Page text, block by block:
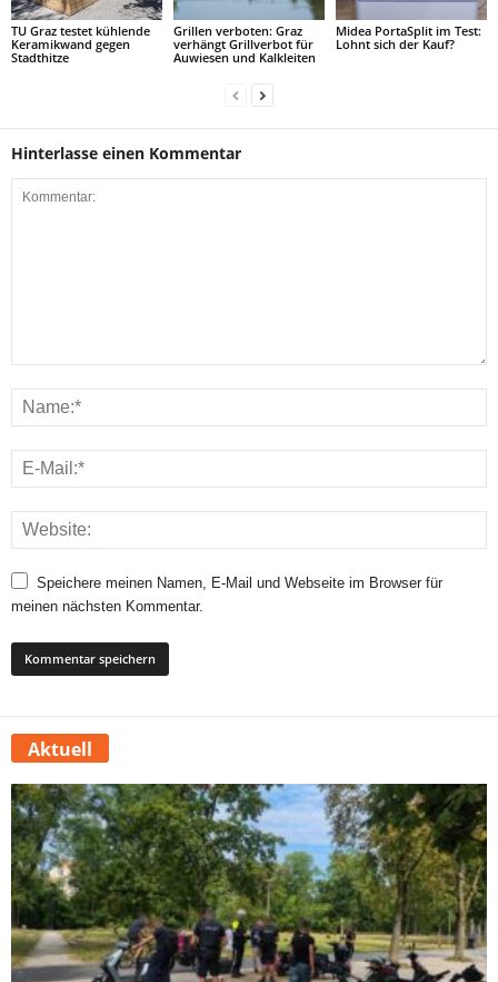
TU Graz testet kühlende
Keramikwand gegen
Stadthitze
Grillen verboten: Graz
verhängt Grillverbot für
Auwiesen und Kalkleiten
Midea PortaSplit im Test:
Lohnt sich der Kauf?
Hinterlasse einen Kommentar
Speichere meinen Namen, E-Mail und Webseite im Browser für
meinen nächsten Kommentar.
Aktuell